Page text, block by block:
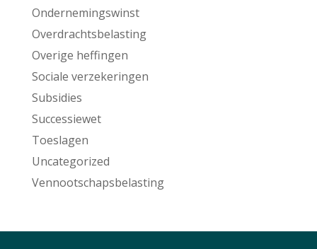
Ondernemingswinst
Overdrachtsbelasting
Overige heffingen
Sociale verzekeringen
Subsidies
Successiewet
Toeslagen
Uncategorized
Vennootschapsbelasting